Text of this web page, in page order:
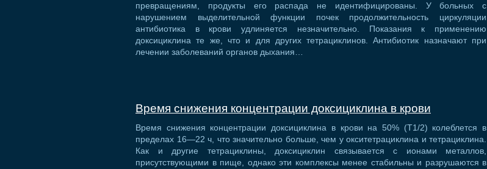
превращениям, продукты его распада не идентифицированы. У больных с
нарушением выделительной функции почек продолжительность циркуляции
антибиотика в крови удлиняется незначительно. Показания к применению
доксициклина те же, что и для других тетрациклинов. Антибиотик назначают при
лечении заболеваний органов дыхания…
Время снижения концентрации доксициклина в крови
Время снижения концентрации доксициклина в крови на 50% (Т1/2) колеблется в
пределах 16—22 ч, что значительно больше, чем у окситетрациклина и тетрациклина.
Как и другие тетрациклины, доксициклин связывается с ионами металлов,
присутствующими в пище, однако эти комплексы менее стабильны и разрушаются в